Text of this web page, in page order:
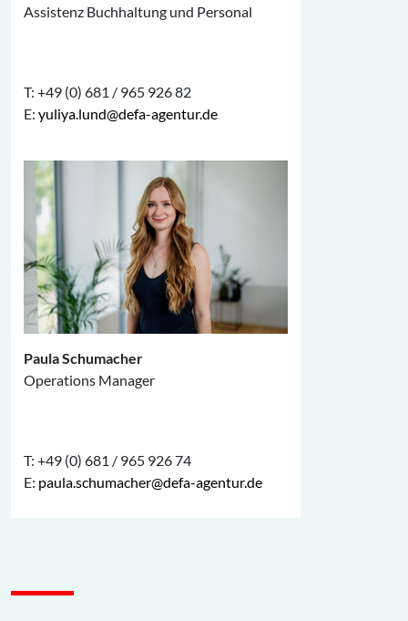
Assistenz Buchhaltung und Personal
T: +49 (0) 681 / 965 926 82
E: yuliya.lund@defa-agentur.de
Paula Schumacher
Operations Manager
T: +49 (0) 681 / 965 926 74
E: paula.schumacher@defa-agentur.de